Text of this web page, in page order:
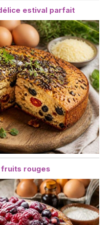
estival parfait
fruits rouges